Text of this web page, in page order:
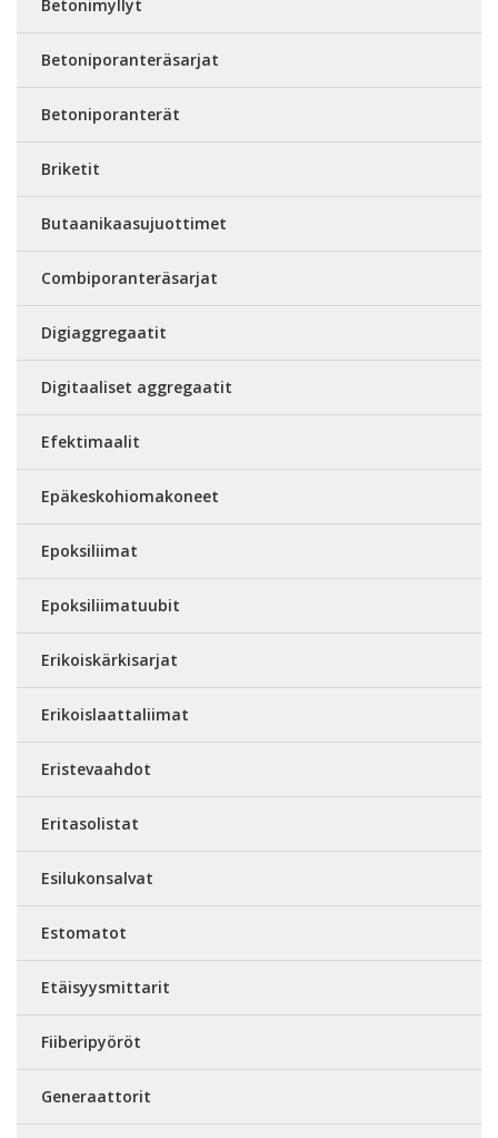
Betonimyllyt
Betoniporanteräsarjat
Betoniporanterät
Briketit
Butaanikaasujuottimet
Combiporanteräsarjat
Digiaggregaatit
Digitaaliset aggregaatit
Efektimaalit
Epäkeskohiomakoneet
Epoksiliimat
Epoksiliimatuubit
Erikoiskärkisarjat
Erikoislaattaliimat
Eristevaahdot
Eritasolistat
Esilukonsalvat
Estomatot
Etäisyysmittarit
Fiiberipyöröt
Generaattorit